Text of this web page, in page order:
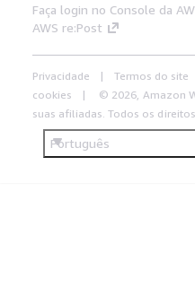
Faça login no Console da
AWS re:Post
Privacidade Termos do site
cookies
© 2026, Amazon
suas afiliadas. Todos os
Português